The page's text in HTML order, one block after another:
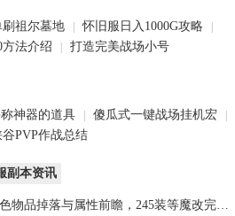
祖尔墓地 怀旧服日入1000G攻略
方法介绍 打造完美战场小号
神器的道具 傻瓜式一键战场挂机宏
PVP作战总结
副本资讯
物品掉落与属性前瞻，245装等魔改完…